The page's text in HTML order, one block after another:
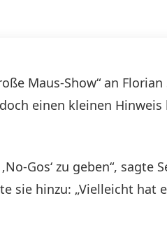
Maus-Show“ an Florian
einen kleinen
Gos‘ zu geben“, sagte
sie hinzu: „Vielleicht hat